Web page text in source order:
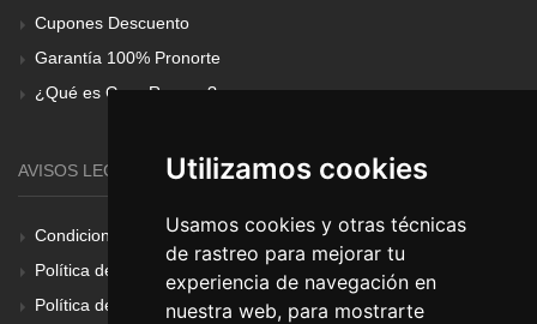
Utilizamos cookies
Usamos cookies y otras técnicas
de rastreo para mejorar tu
experiencia de navegación en
nuestra web, para mostrarte
Cupones Descuento
Garantía 100% Pronorte
¿Qué es Gear Renove?
AVISOS LEGALES
Condiciones Generales
Política de Cookies
Política de Privacidad